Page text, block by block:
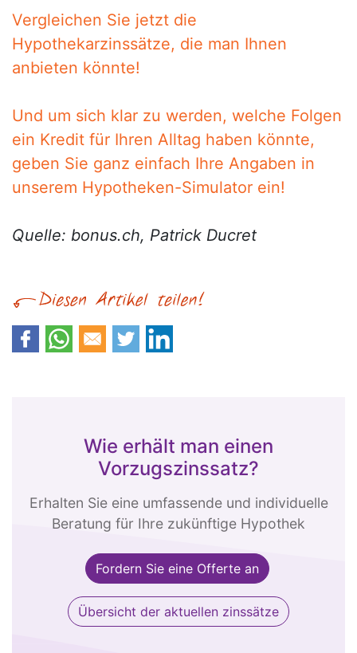
Vergleichen Sie jetzt die
Hypothekarzinssätze, die man Ihnen
anbieten könnte!
Und um sich klar zu werden, welche Folgen
ein Kredit für Ihren Alltag haben könnte,
geben Sie ganz einfach Ihre Angaben in
unserem Hypotheken-Simulator ein!
Quelle: bonus.ch, Patrick Ducret
Wie erhält man einen
Vorzugszinssatz?
Erhalten Sie eine umfassende und individuelle
Beratung für Ihre zukünftige Hypothek
Fordern Sie eine Offerte an
Übersicht der aktuellen zinssätze